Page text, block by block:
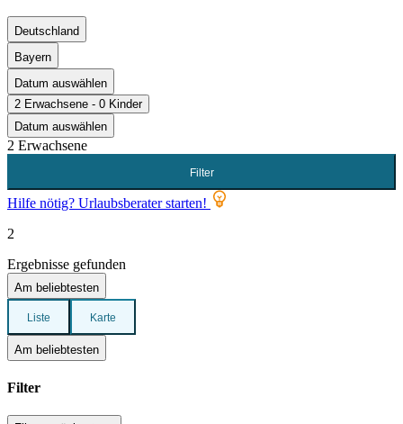
Deutschland
Bayern
Datum auswählen
2 Erwachsene - 0 Kinder
Datum auswählen
2 Erwachsene
Filter
Hilfe nötig? Urlaubsberater starten!
2
Ergebnisse gefunden
Am beliebtesten
Liste Karte
Am beliebtesten
Filter